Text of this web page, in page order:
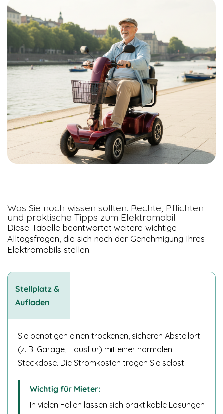
Was Sie noch wissen sollten: Rechte, Pflichten
und praktische Tipps zum Elektromobil
Diese Tabelle beantwortet weitere wichtige
Alltagsfragen, die sich nach der Genehmigung Ihres
Elektromobils stellen.
Stellplatz &
Aufladen
Sie benötigen einen trockenen, sicheren Abstellort
(z. B. Garage, Hausflur) mit einer normalen
Steckdose. Die Stromkosten tragen Sie selbst.
Wichtig für Mieter:
In vielen Fällen lassen sich praktikable Lösungen